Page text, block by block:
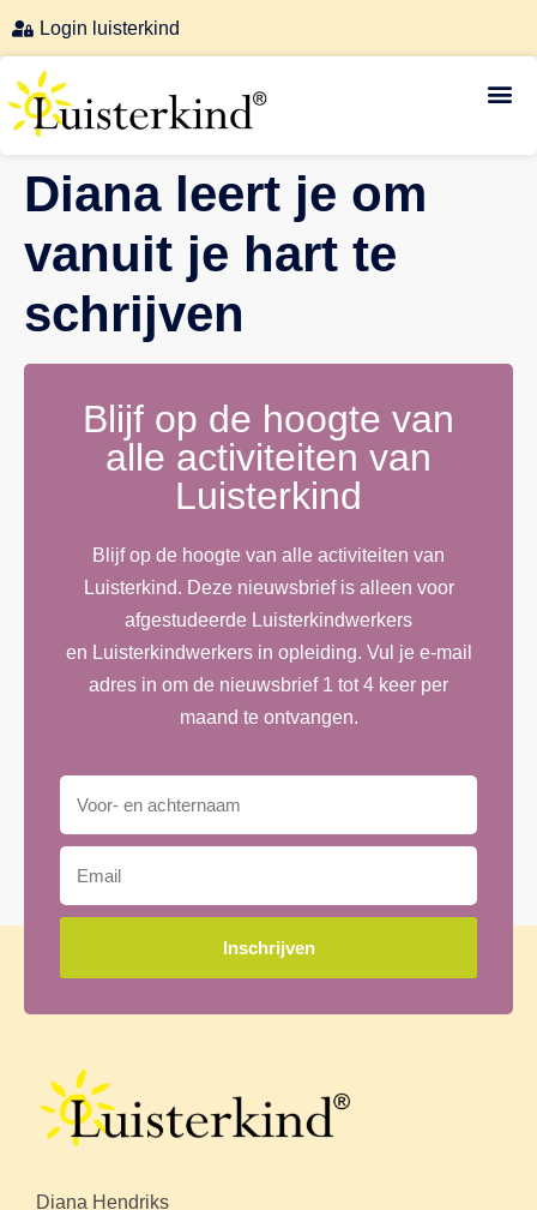
Login luisterkind
Diana leert je om
vanuit je hart te
schrijven
Blijf op de hoogte van
alle activiteiten van
Luisterkind
Blijf op de hoogte van alle activiteiten van
Luisterkind. Deze nieuwsbrief is alleen voor
afgestudeerde Luisterkindwerkers
en Luisterkindwerkers in opleiding. Vul je e-mail
adres in om de nieuwsbrief 1 tot 4 keer per
maand te ontvangen.
Inschrijven
Diana Hendriks